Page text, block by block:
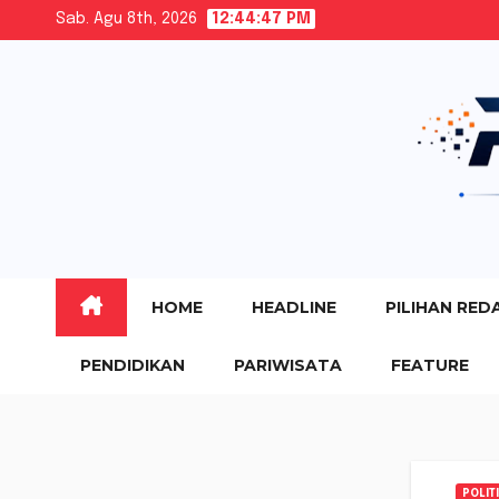
Sab. Agu 8th, 2026 12:44:48 PM
HOME HEADLINE PILIHAN
PENDIDIKAN PARIWISATA FEATURE